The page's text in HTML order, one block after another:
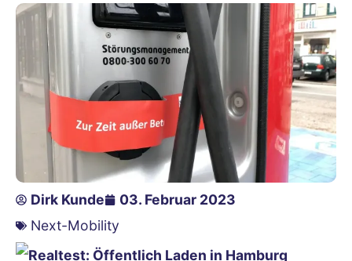
Dirk Kunde
03. Februar 2023
Next-Mobility